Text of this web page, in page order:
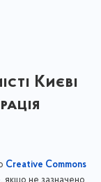
Києві
Creative Commons